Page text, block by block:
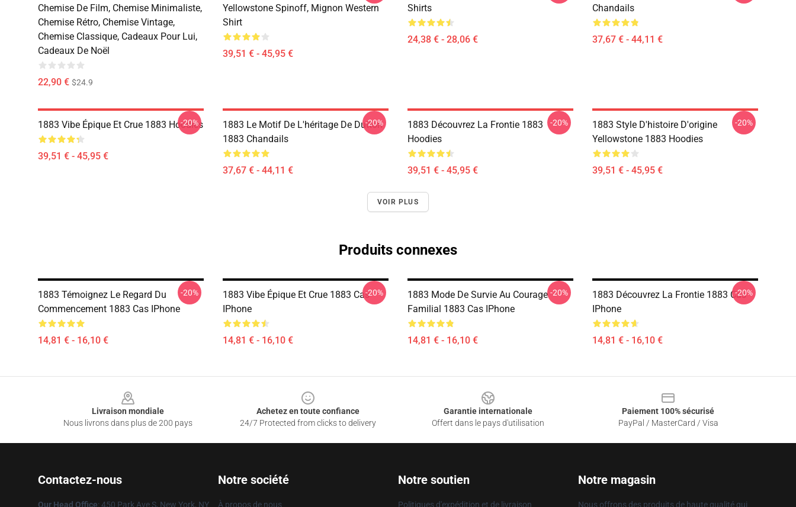
Chemise De Film, Chemise Minimaliste,
Chemise Rétro, Chemise Vintage,
Chemise Classique, Cadeaux Pour Lui,
Cadeaux De Noël
22,90 € $24.9
Yellowstone Spinoff, Mignon Western
Shirt
39,51 € - 45,95 €
Shirts
24,38 € - 28,06 €
Chandails
37,67 € - 44,11 €
1883 Vibe Épique Et Crue 1883 Hoodies
39,51 € - 45,95 €
-20%
1883 Le Motif De L'héritage De Dutton
1883 Chandails
37,67 € - 44,11 €
-20%
1883 Découvrez La Frontie 1883
Hoodies
39,51 € - 45,95 €
-20%
1883 Style D'histoire D'origine
Yellowstone 1883 Hoodies
39,51 € - 45,95 €
-20%
VOIR PLUS
Produits connexes
1883 Témoignez Le Regard Du
Commencement 1883 Cas IPhone
14,81 € - 16,10 €
-20%
1883 Vibe Épique Et Crue 1883 Cas
IPhone
14,81 € - 16,10 €
-20%
1883 Mode De Survie Au Courage
Familial 1883 Cas IPhone
14,81 € - 16,10 €
-20%
1883 Découvrez La Frontie 1883 Cas
IPhone
14,81 € - 16,10 €
-20%
Livraison mondiale
Nous livrons dans plus de 200 pays
Achetez en toute confiance
24/7 Protected from clicks to delivery
Garantie internationale
Offert dans le pays d'utilisation
Paiement 100% sécurisé
PayPal / MasterCard / Visa
Contactez-nous
Our Head Office: 450 Park Ave S, New York, NY
Notre société
À propos de nous
Notre soutien
Politiques d'expédition et de livraison
Notre magasin
Nous offrons des produits de haute qualité qui